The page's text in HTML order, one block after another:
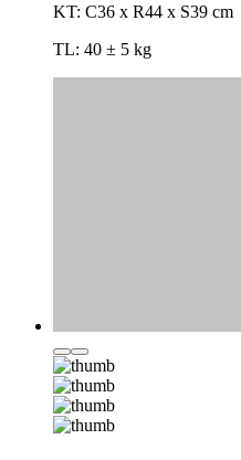
KT: C36 x R44 x S39 cm
TL: 40 ± 5 kg